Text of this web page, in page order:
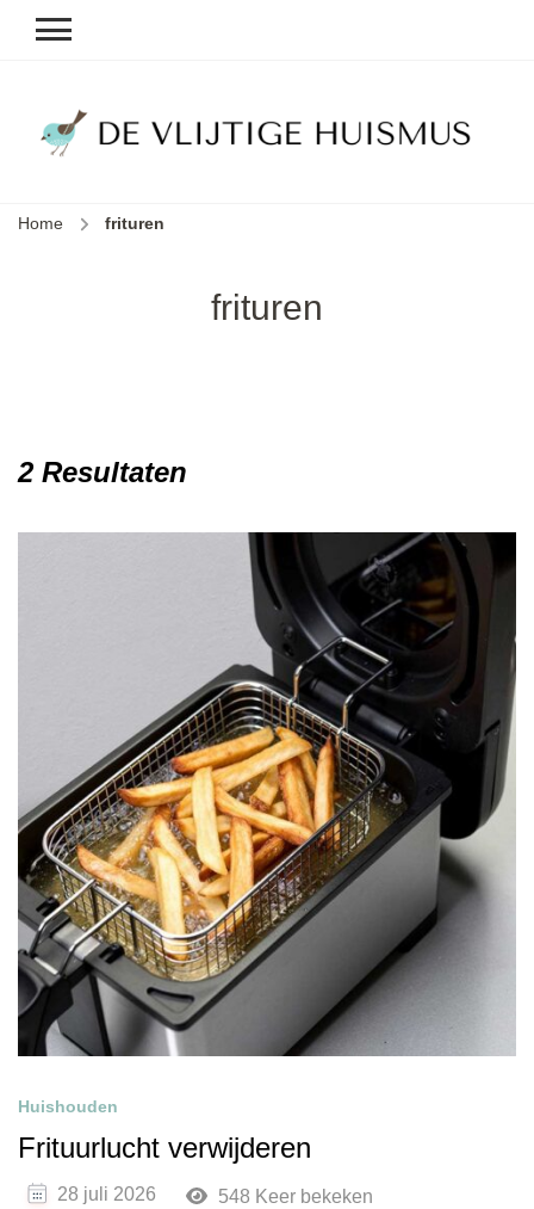
Home frituren
frituren
2 Resultaten
Huishouden
Frituurlucht verwijderen
28 juli 2026 548 Keer bekeken